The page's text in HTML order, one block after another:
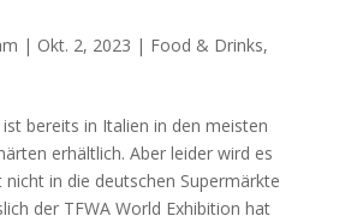
| Okt. 2, 2023 | Food & Drinks,
ist bereits in Italien in den meisten
erhältlich. Aber leider wird es
in die deutschen Supermärkte
der TFWA World Exhibition hat